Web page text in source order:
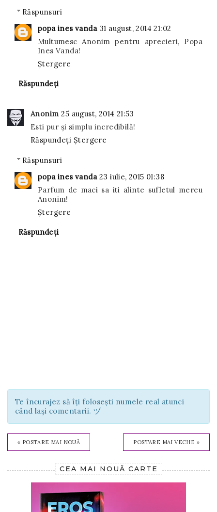
Răspunsuri
popa ines vanda 31 august, 2014 21:02
Multumesc Anonim pentru aprecieri, Popa
Ines Vanda!
Ștergere
Răspundeți
Anonim 25 august, 2014 21:53
Esti pur și simplu incredibilă!
Răspundeți Ștergere
Răspunsuri
popa ines vanda 23 iulie, 2015 01:38
Parfum de maci sa iti alinte sufletul mereu
Anonim!
Ștergere
Răspundeți
Te încurajez să îți folosești numele real atunci
când lași comentarii. ヅ
« POSTARE MAI NOUĂ POSTARE MAI VECHE »
CEA MAI NOUĂ CARTE